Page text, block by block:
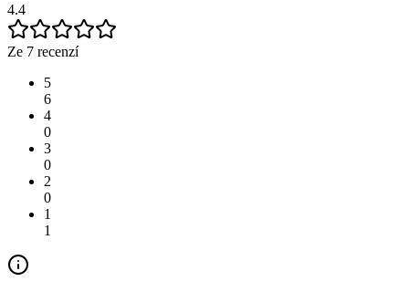
4.4
Ze 7 recenzí
5
6
4
0
3
0
2
0
1
1